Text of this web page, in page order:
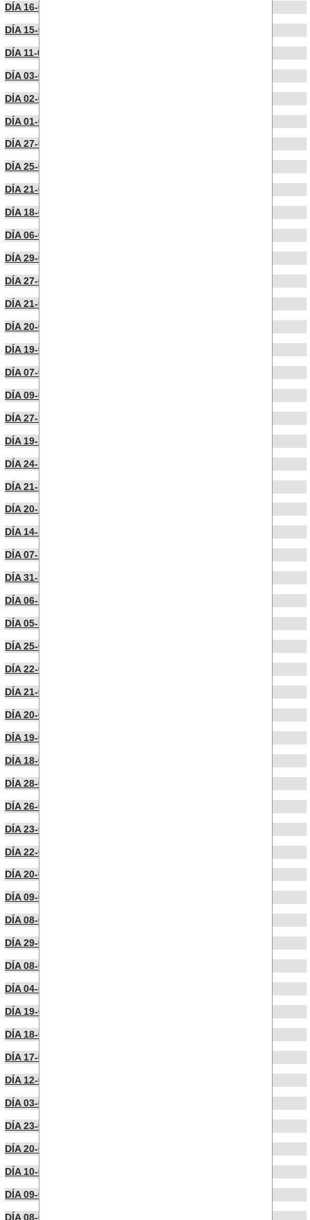
DÍA 16-04-2024
DÍA 15-04-2024
DÍA 11-04-2024
DÍA 03-04-2024
DÍA 02-04-2024
DÍA 01-04-2024
DÍA 27-03-2024
DÍA 25-03-2024
DÍA 21-03-2024
DÍA 18-03-2024
DÍA 06-03-2024
DÍA 29-02-2024
DÍA 27-02-2024
DÍA 21-02-2024
DÍA 20-02-2024
DÍA 19-02-2024
DÍA 07-02-2024
DÍA 09-01-2024
DÍA 27-12-2023
DÍA 19-12-2023
DÍA 24-11-2023
DÍA 21-11-2023
DÍA 20-11-2023
DÍA 14-11-2023
DÍA 07-11-2023
DÍA 31-10-2023
DÍA 06-10-2023
DÍA 05-10-2023
DÍA 25-09-2023
DÍA 22-09-2023
DÍA 21-09-2023
DÍA 20-09-2023
DÍA 19-09-2023
DÍA 18-09-2023
DÍA 28-06-2023
DÍA 26-06-2023
DÍA 23-06-2023
DÍA 22-06-2023
DÍA 20-06-2023
DÍA 09-06-2023
DÍA 08-06-2023
DÍA 29-05-2023
DÍA 08-05-2023
DÍA 04-05-2023
DÍA 19-04-2023
DÍA 18-04-2023
DÍA 17-04-2023
DÍA 12-04-2023
DÍA 03-04-2023
DÍA 23-03-2023
DÍA 20-03-2023
DÍA 10-03-2023
DÍA 09-03-2023
DÍA 08-03-2023